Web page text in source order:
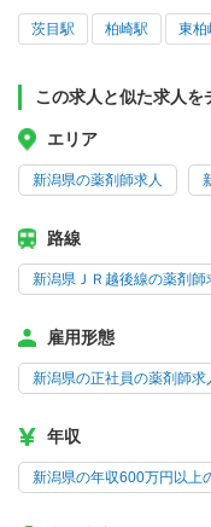
茨目駅 柏崎駅 東柏
この求人と似た求人を
エリア
新潟県の薬剤師求人
路線
新潟県ＪＲ越後線の薬剤師
雇用形態
新潟県の正社員の薬剤師求
年収
新潟県の年収600万円以上